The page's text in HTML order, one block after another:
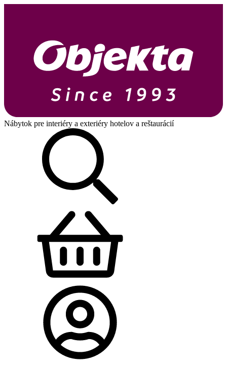
Nábytok pre interiéry a exteriéry hotelov a reštaurácií